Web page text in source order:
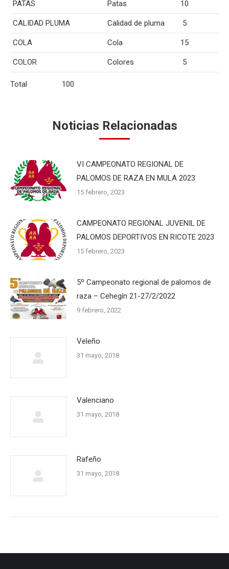
PATAS Patas 10
CALIDAD PLUMA Calidad de pluma 5
COLA Cola 15
COLOR Colores 5
Total 100
Noticias Relacionadas
VI CAMPEONATO REGIONAL DE
PALOMOS DE RAZA EN MULA 2023
15 febrero, 2023
CAMPEONATO REGIONAL JUVENIL DE
PALOMOS DEPORTIVOS EN RICOTE 2023
15 febrero, 2023
5º Campeonato regional de palomos de
raza – Cehegín 21-27/2/2022
9 febrero, 2022
Veleño
31 mayo, 2018
Valenciano
31 mayo, 2018
Rafeño
31 mayo, 2018